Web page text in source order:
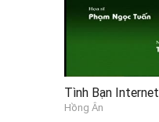
Tình Bạn Internet
Hồng Ân